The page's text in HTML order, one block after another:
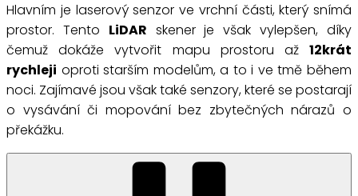
Hlavním je laserový senzor ve vrchní části, který snímá
prostor. Tento LiDAR skener je však vylepšen, díky
čemuž dokáže vytvořit mapu prostoru až 12krát
rychleji oproti starším modelům, a to i ve tmě během
noci. Zajímavé jsou však také senzory, které se postarají
o vysávání či mopování bez zbytečných nárazů o
překážku.